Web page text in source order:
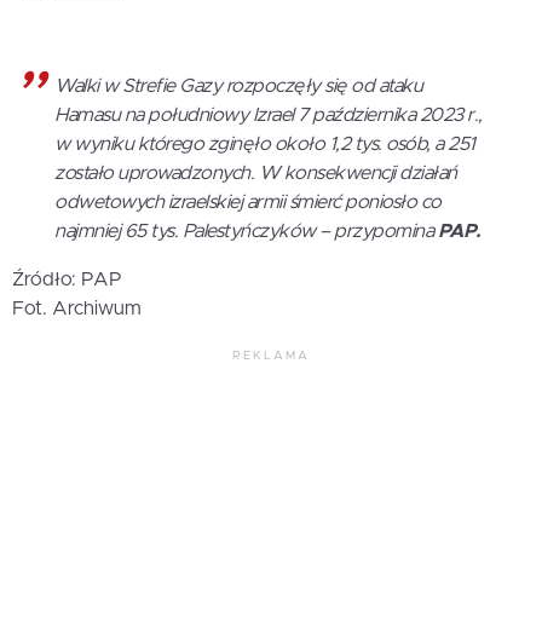
Walki w Strefie Gazy rozpoczęły się od ataku
Hamasu na południowy Izrael 7 października 2023 r.,
w wyniku którego zginęło około 1,2 tys. osób, a 251
zostało uprowadzonych. W konsekwencji działań
odwetowych izraelskiej armii śmierć poniosło co
najmniej 65 tys. Palestyńczyków – przypominaPAP.
Źródło: PAP
Fot. Archiwum
REKLAMA